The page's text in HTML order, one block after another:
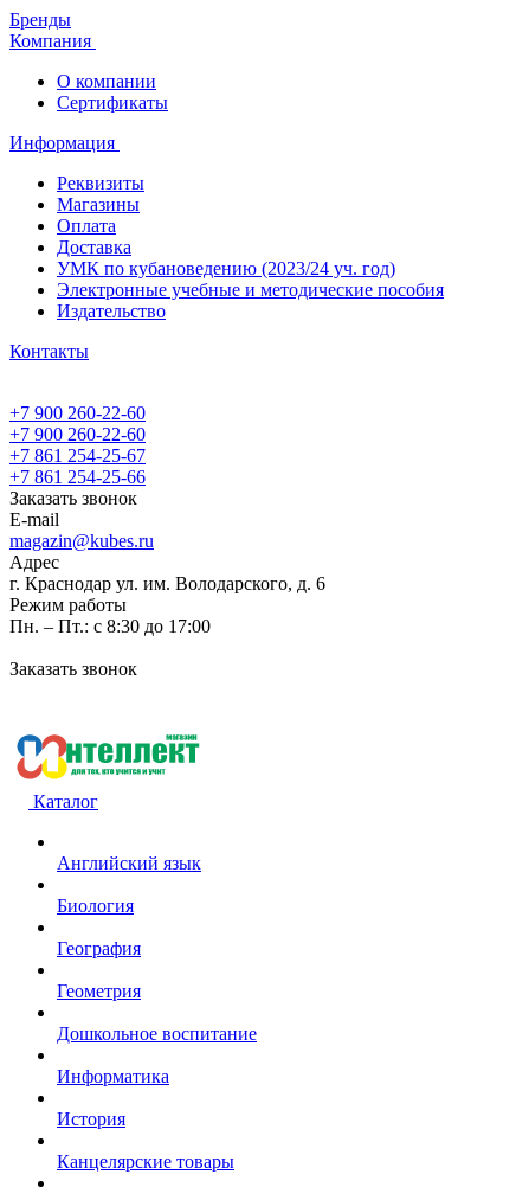
Бренды
Компания
О компании
Сертификаты
Информация
Реквизиты
Магазины
Oплата
Доставка
УМК по кубановедению (2023/24 уч. год)
Электронные учебные и методические пособия
Издательство
Контакты
+7 900 260-22-60
+7 900 260-22-60
+7 861 254-25-67
+7 861 254-25-66
Заказать звонок
E-mail
magazin@kubes.ru
Адрес
г. Краснодар ул. им. Володарского, д. 6
Режим работы
Пн. – Пт.: с 8:30 до 17:00
Заказать звонок
Каталог
Английский язык
Биология
География
Геометрия
Дошкольное воспитание
Информатика
История
Канцелярские товары